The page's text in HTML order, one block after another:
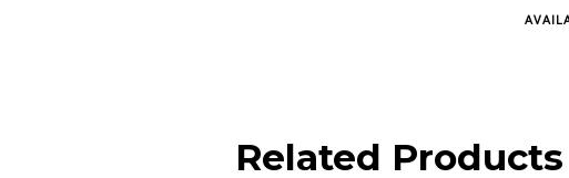
Related Products